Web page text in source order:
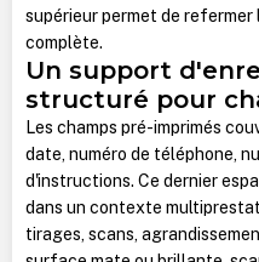
supérieur permet de refermer
complète.
Un support
structuré pour
Les champs pré-imprimés
date, numéro de téléphone,
d'instructions. Ce dernier
dans un contexte
tirages, scans,